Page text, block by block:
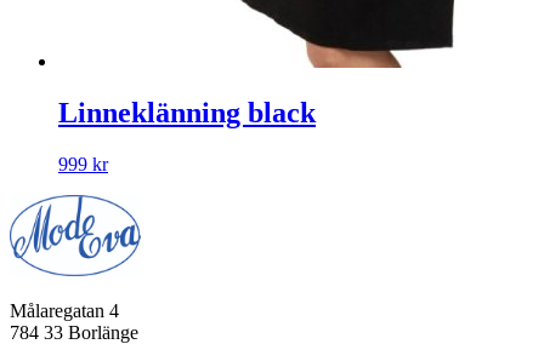
Linneklänning black
999 kr
Målaregatan 4
784 33 Borlänge